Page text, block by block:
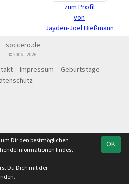
zum Profil
von
Jayden-Joel Bießmann
soccero.de
© 2006 - 2026
Impressum
Geburtstage
OK
um Dir den bestmöglichen
Informationen findest
Du Dich mit der